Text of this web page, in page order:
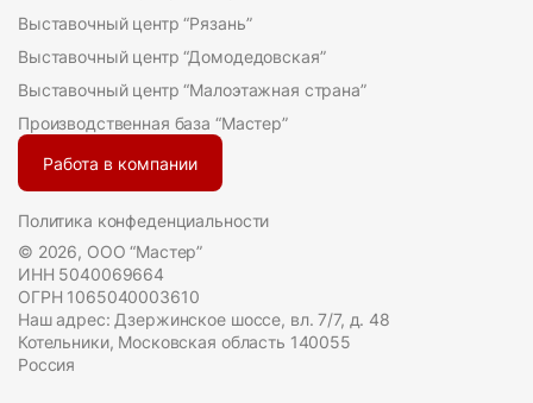
Выставочный центр “Рязань”
Выставочный центр “Домодедовская”
Выставочный центр “Малоэтажная страна”
Производственная база “Мастер”
Работа в компании
Политика конфеденциальности
© 2026, ООО “Мастер”
ИНН 5040069664
ОГРН 1065040003610
Наш адрес: Дзержинское шоссе, вл. 7/7, д. 48
Котельники, Московская область 140055
Россия